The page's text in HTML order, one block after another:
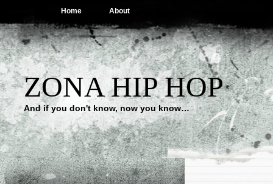
Home About
ZONA HIP HOP
And if you don't know, now you know…